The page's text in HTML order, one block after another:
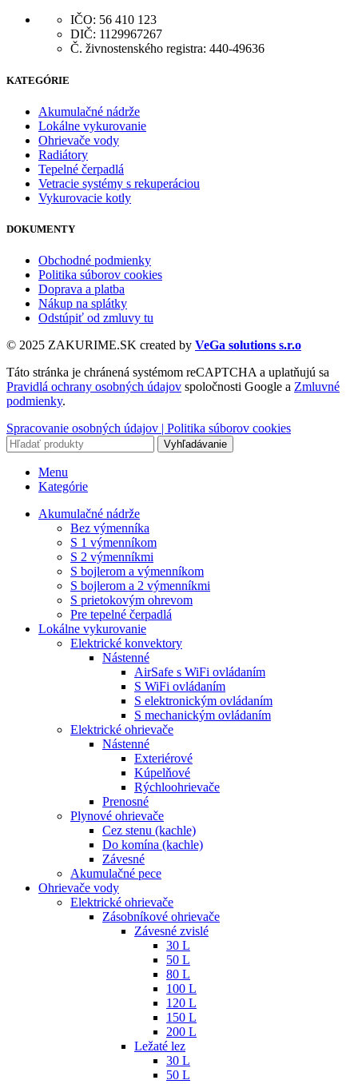
IČO: 56 410 123
DIČ: 1129967267
Č. živnostenského registra: 440-49636
KATEGÓRIE
Akumulačné nádrže
Lokálne vykurovanie
Ohrievače vody
Radiátory
Tepelné čerpadlá
Vetracie systémy s rekuperáciou
Vykurovacie kotly
DOKUMENTY
Obchodné podmienky
Politika súborov cookies
Doprava a platba
Nákup na splátky
Odstúpiť od zmluvy tu
© 2025 ZAKURIME.SK created by VeGa solutions s.r.o
Táto stránka je chránená systémom reCAPTCHA a uplatňujú sa
Pravidlá ochrany osobných údajov spoločnosti Google a Zmluvné
podmienky.
Spracovanie osobných údajov | Politika súborov cookies
Vyhľadávanie
Menu
Kategórie
Akumulačné nádrže
Bez výmenníka
S 1 výmenníkom
S 2 výmenníkmi
S bojlerom a výmenníkom
S bojlerom a 2 výmenníkmi
S prietokovým ohrevom
Pre tepelné čerpadlá
Lokálne vykurovanie
Elektrické konvektory
Nástenné
AirSafe s WiFi ovládaním
S WiFi ovládaním
S elektronickým ovládaním
S mechanickým ovládaním
Elektrické ohrievače
Nástenné
Exteriérové
Kúpelňové
Rýchloohrievače
Prenosné
Plynové ohrievače
Cez stenu (kachle)
Do komína (kachle)
Závesné
Akumulačné pece
Ohrievače vody
Elektrické ohrievače
Zásobníkové ohrievače
Závesné zvislé
30 L
50 L
80 L
100 L
120 L
150 L
200 L
Ležaté lez
30 L
50 L